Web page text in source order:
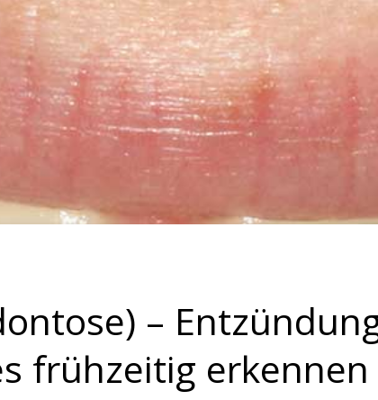
–
frühzeitig